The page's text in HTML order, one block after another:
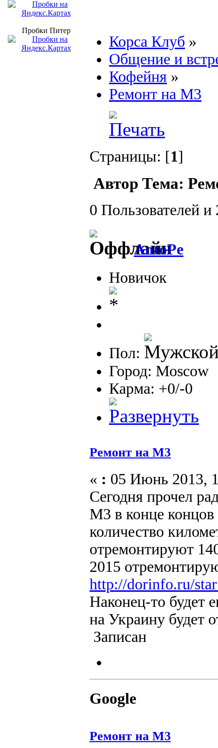
Пробки Питер
Корса Клуб »
Общение и
Кофейня »
Ремонт на М3
Страницы: [1]
Автор Тема:
0 Пользователей
AntoPe
Новичок
Пол:
Город: Moscow
Карма: +0/-0
Ремонт на М3
« : 05 Июнь 2013,
Сегодня прочел
М3 в конце
количество
отремонтируют
2015
http://dorinfo.ru/
Наконец-то будет
на Украину будет
Записан
Google
Ремонт на М3